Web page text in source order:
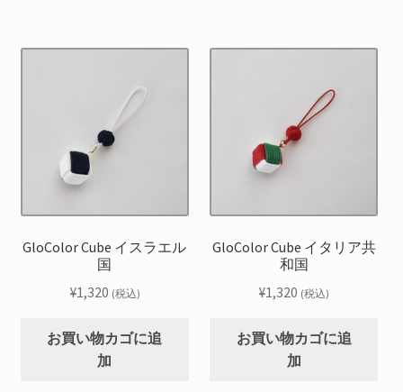
GloColor Cube イスラエル
国
¥1,320 (税込)
お買い物カゴに追
加
GloColor Cube イタリア共
和国
¥1,320 (税込)
お買い物カゴに追
加